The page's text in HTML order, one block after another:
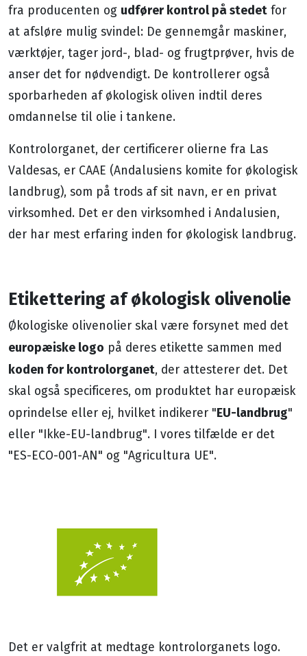
fra producenten og udfører kontrol på stedet for
at afsløre mulig svindel: De gennemgår maskiner,
værktøjer, tager jord-, blad- og frugtprøver, hvis de
anser det for nødvendigt. De kontrollerer også
sporbarheden af ​​økologisk oliven indtil deres
omdannelse til olie i tankene.
Kontrolorganet, der certificerer olierne fra Las
Valdesas, er CAAE (Andalusiens komite for økologisk
landbrug), som på trods af sit navn, er en privat
virksomhed. Det er den virksomhed i Andalusien,
der har mest erfaring inden for økologisk landbrug.
Etikettering af økologisk olivenolie
Økologiske olivenolier skal være forsynet med det
europæiske logo på deres etikette sammen med
koden for kontrolorganet, der attesterer det. Det
skal også specificeres, om produktet har europæisk
oprindelse eller ej, hvilket indikerer "EU-landbrug"
eller "Ikke-EU-landbrug". I vores tilfælde er det
"ES-ECO-001-AN" og "Agricultura UE".
Det er valgfrit at medtage kontrolorganets logo.